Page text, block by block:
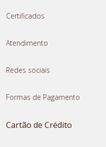
Certificados
Atendimento
Redes sociais
Formas de Pagamento
Cartão de Crédito